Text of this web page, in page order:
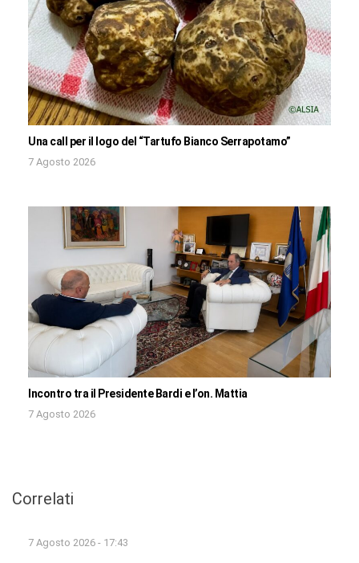
Una call per il logo del “Tartufo Bianco Serrapotamo”
7 Agosto 2026
Incontro tra il Presidente Bardi e l’on. Mattia
7 Agosto 2026
Correlati
7 Agosto 2026 - 17:43